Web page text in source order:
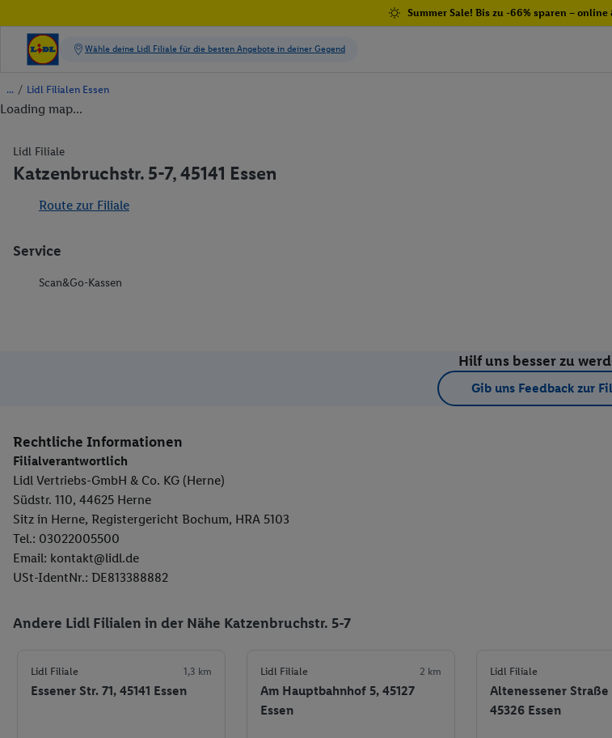
Summer Sale! Bis zu -66% sparen –
/ Lidl Filialen Essen
Loading map...
Lidl Filiale
Katzenbruchstr. 5-7, 45141 Essen
Route zur Filiale
Service
Scan&Go-Kassen
Hilf uns besser zu
Gib uns Feedback zur
Rechtliche Informationen
Filialverantwortlich
Lidl Vertriebs-GmbH & Co. KG (Herne)
Südstr. 110, 44625 Herne
Sitz in Herne, Registergericht Bochum, HRA 5103
Tel.: 03022005500
Email: kontakt@lidl.de
USt-IdentNr.: DE813388882
Andere Lidl Filialen in der Nähe Katzenbruchstr. 5-7
Lidl Filiale 1,3 km
Essener Str. 71, 45141 Essen
Lidl Filiale 2 km
Am Hauptbahnhof 5, 45127
Essen
Lidl Filiale
Altenessener Straße
45326 Essen